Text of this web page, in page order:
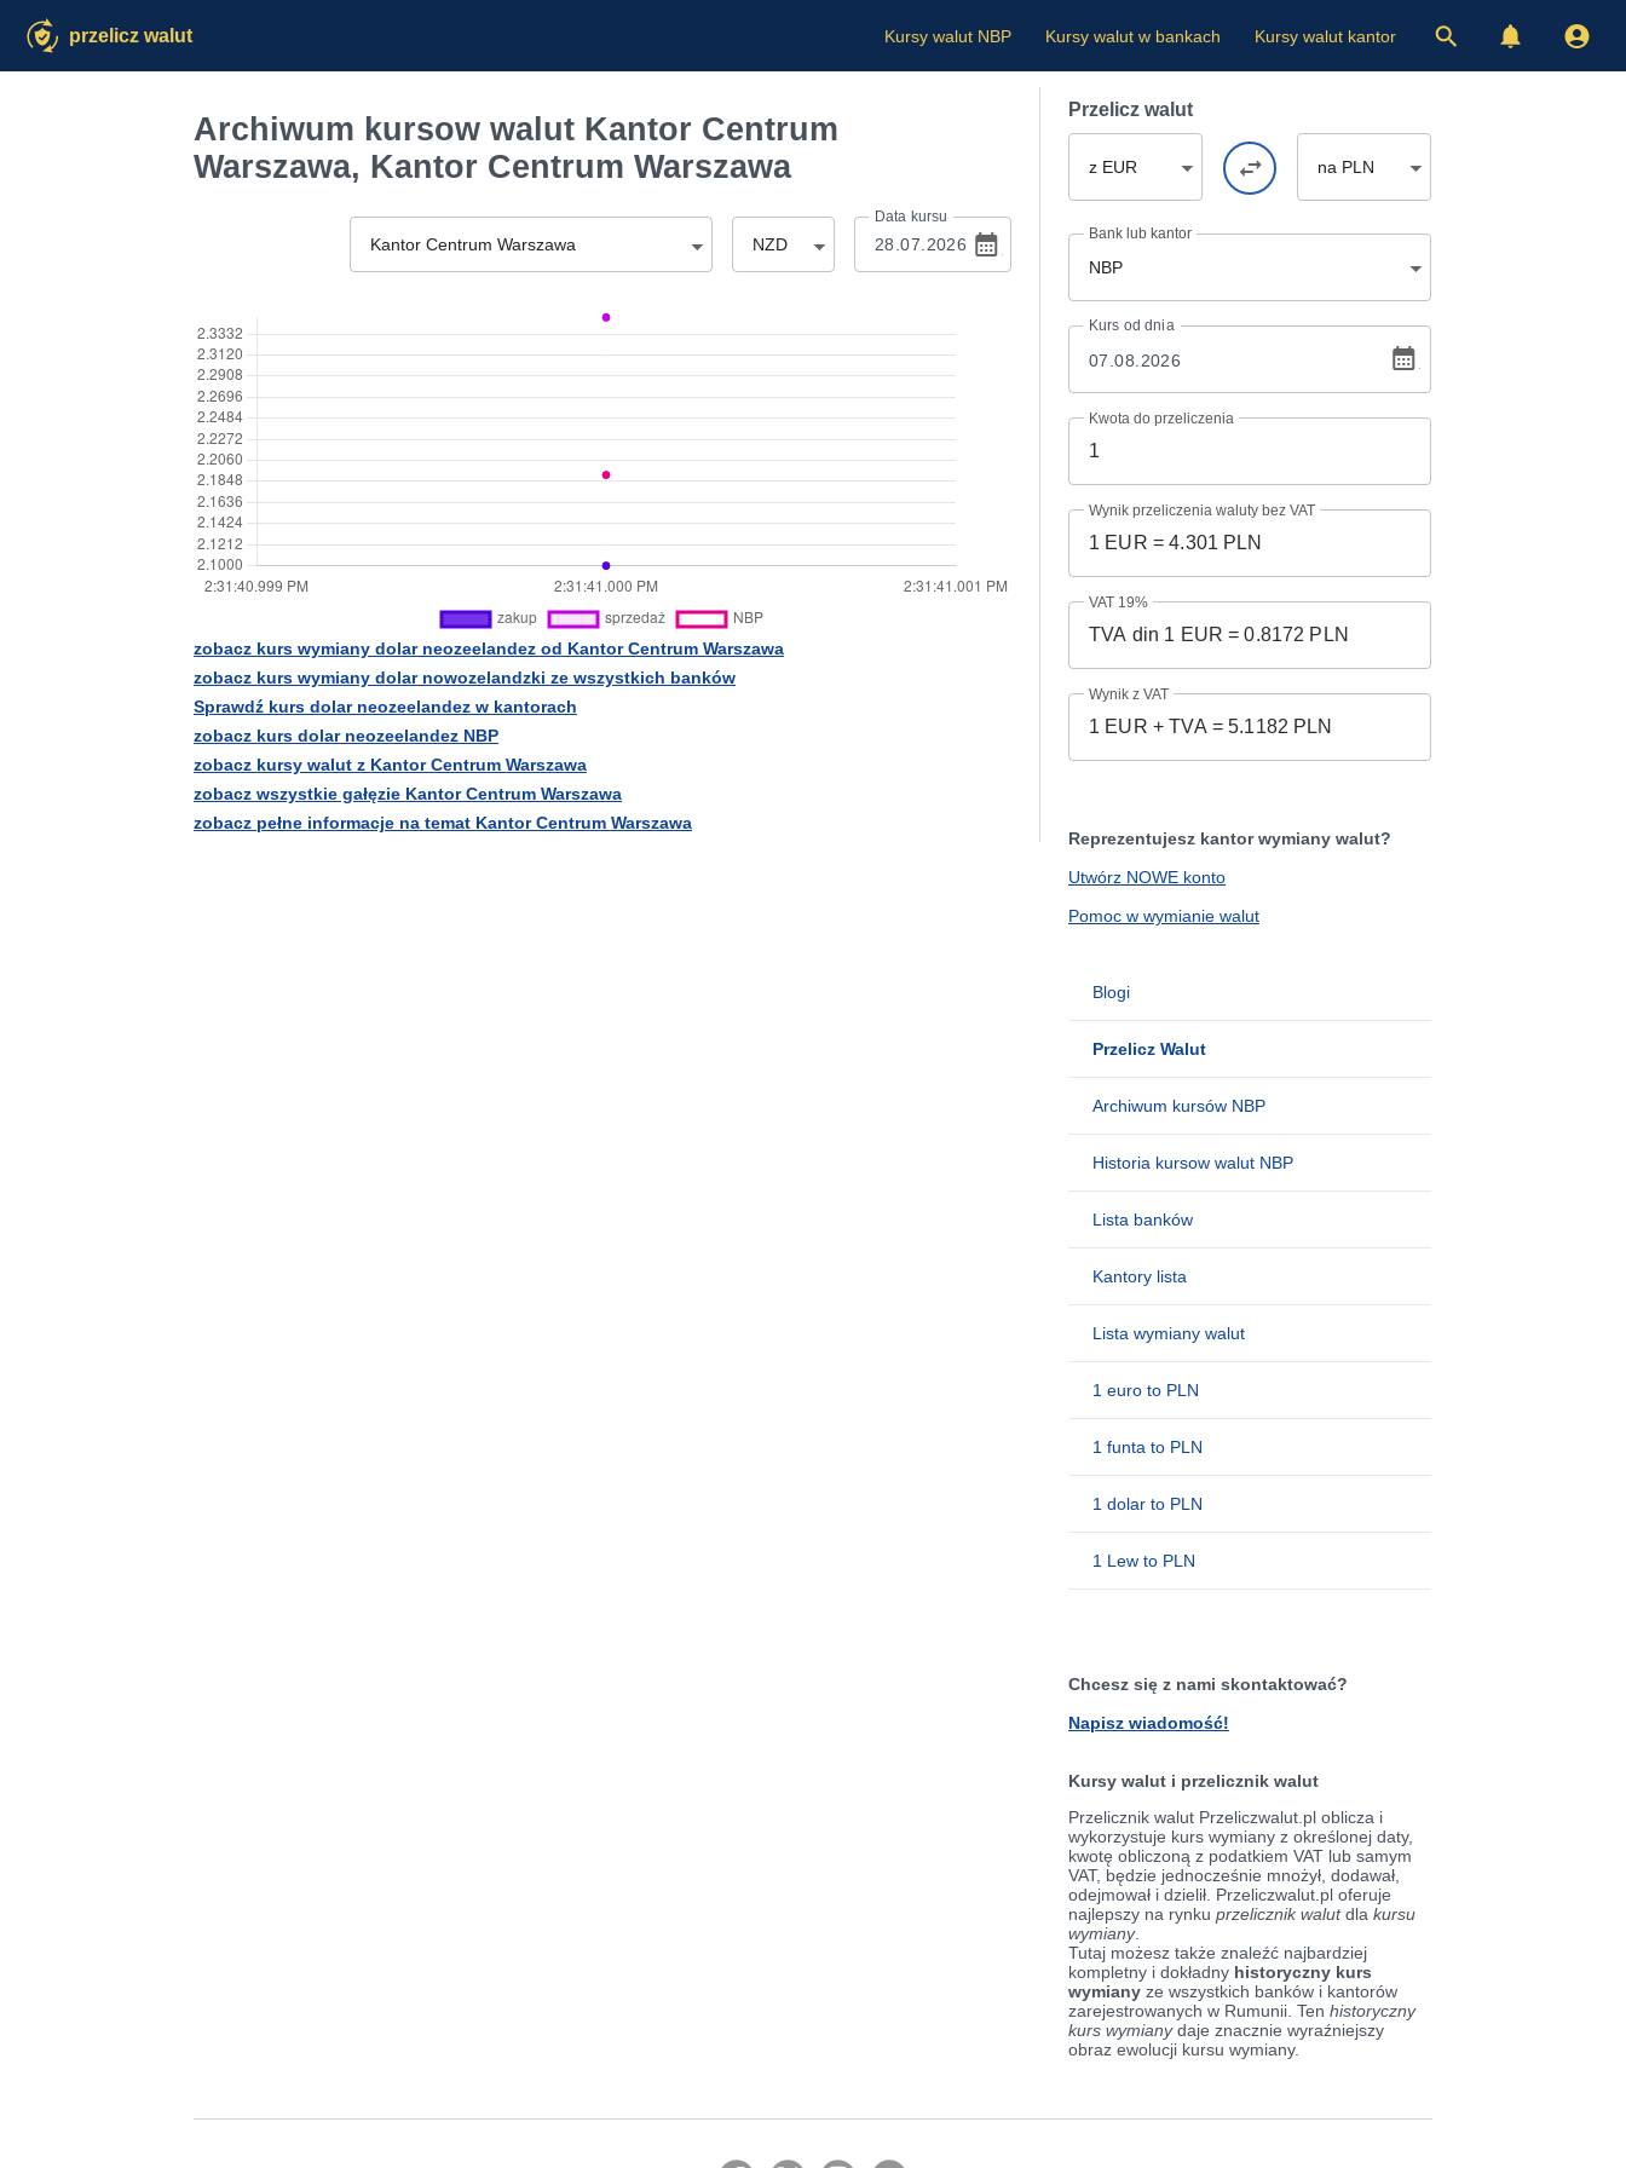
przelicz walut Kursy walut NBP Kursy walut w bankach Kursy walut kantor
Archiwum kursow walut Kantor Centrum
Warszawa, Kantor Centrum Warszawa
Kantor Centrum Warszawa NZD
Data kursu
zobacz kurs wymiany dolar neozeelandez od Kantor Centrum Warszawa
zobacz kurs wymiany dolar nowozelandzki ze wszystkich banków
Sprawdź kurs dolar neozeelandez w kantorach
zobacz kurs dolar neozeelandez NBP
zobacz kursy walut z Kantor Centrum Warszawa
zobacz wszystkie gałęzie Kantor Centrum Warszawa
zobacz pełne informacje na temat Kantor Centrum Warszawa
Przelicz walut
z EUR na PLN
Bank lub kantor
NBP
Kurs od dnia
Kwota do przeliczenia
Wynik przeliczenia waluty bez VAT
VAT 19%
Wynik z VAT
Reprezentujesz kantor wymiany walut?
Utwórz NOWE konto
Pomoc w wymianie walut
Blogi
Przelicz Walut
Archiwum kursów NBP
Historia kursow walut NBP
Lista banków
Kantory lista
Lista wymiany walut
1 euro to PLN
1 funta to PLN
1 dolar to PLN
1 Lew to PLN
Chcesz się z nami skontaktować?
Napisz wiadomość!
Kursy walut i przelicznik walut
Przelicznik walut Przeliczwalut.pl oblicza i
wykorzystuje kurs wymiany z określonej daty,
kwotę obliczoną z podatkiem VAT lub samym
VAT, będzie jednocześnie mnożył, dodawał,
odejmował i dzielił. Przeliczwalut.pl oferuje
najlepszy na rynku przelicznik walutdla kursu
wymiany.
Tutaj możesz także znaleźć najbardziej
kompletny i dokładny historyczny kurs
wymiany ze wszystkich banków i kantorów
zarejestrowanych w Rumunii. Ten historyczny
kurs wymianydaje znacznie wyraźniejszy
obraz ewolucji kursu wymiany.